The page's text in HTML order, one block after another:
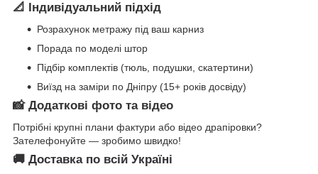
📐 Індивідуальний підхід
Розрахунок метражу під ваш карниз
Порада по моделі штор
Підбір комплектів (тюль, подушки, скатертини)
Виїзд на заміри по Дніпру (15+ років досвіду)
📸 Додаткові фото та відео
Потрібні крупні плани фактури або відео драпіровки?
Зателефонуйте — зробимо швидко!
🚚 Доставка по всій Україні